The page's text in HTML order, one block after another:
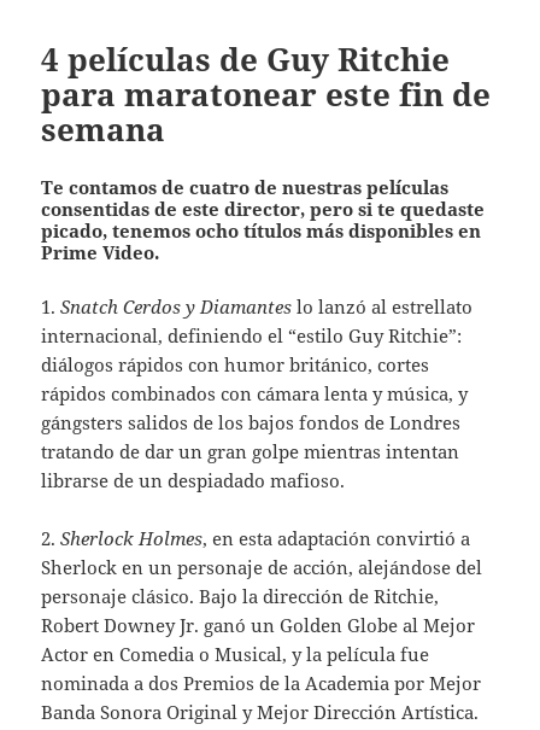
4 películas de Guy Ritchie
para maratonear este fin de
semana
Te contamos de cuatro de nuestras películas
consentidas de este director, pero si te quedaste
picado, tenemos ocho títulos más disponibles en
Prime Video.
1.Snatch Cerdos y Diamantes lo lanzó al estrellato
internacional, definiendo el “estilo Guy Ritchie”:
diálogos rápidos con humor británico, cortes
rápidos combinados con cámara lenta y música, y
gángsters salidos de los bajos fondos de Londres
tratando de dar un gran golpe mientras intentan
librarse de un despiadado mafioso.
2.Sherlock Holmes, en esta adaptación convirtió a
Sherlock en un personaje de acción, alejándose del
personaje clásico. Bajo la dirección de Ritchie,
Robert Downey Jr. ganó un Golden Globe al Mejor
Actor en Comedia o Musical, y la película fue
nominada a dos Premios de la Academia por Mejor
Banda Sonora Original y Mejor Dirección Artística.